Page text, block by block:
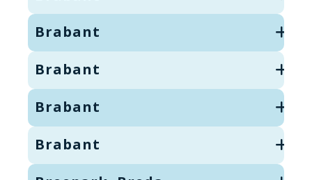
Brabant
Brabant
Brabant
Brabant